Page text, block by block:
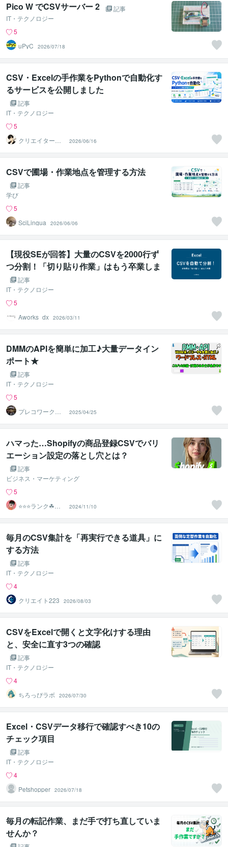
Pico W でCSVサーバー 2
記事
IT・テクノロジー
5
uPyC
2026/07/18
CSV・Excelの手作業をPythonで自動化す
るサービスを公開しました
記事
IT・テクノロジー
5
クリエイタート
ラオ
2026/06/16
CSVで圃場・作業地点を管理する方法
記事
学び
5
SciLingua
2026/06/06
【現役SEが回答】大量のCSVを2000行ず
つ分割！「切り貼り作業」はもう卒業しま
せんか？
記事
IT・テクノロジー
5
Aworks_dx 2026/03/11
DMMのAPIを簡単に加工♪大量データイン
ポート★
記事
IT・テクノロジー
5
プレコワークス
★pleco works
2025/04/25
ハマった…Shopifyの商品登録CSVでバリ
エーション設定の落とし穴とは？
記事
ビジネス・マーケティング
5
⭐️⭐️⭐️ランク☘ヤ
フオクマスター
2024/11/10
毎月のCSV集計を「再実行できる道具」に
する方法
記事
IT・テクノロジー
4
クリエイト223
2026/08/03
CSVをExcelで開くと文字化けする理由
と、安全に直す3つの確認
記事
IT・テクノロジー
4
ちろっぴラボ
2026/07/30
Excel・CSVデータ移行で確認すべき10の
チェック項目
記事
IT・テクノロジー
4
Petshopper 2026/07/18
毎月の転記作業、まだ手で打ち直していま
せんか？